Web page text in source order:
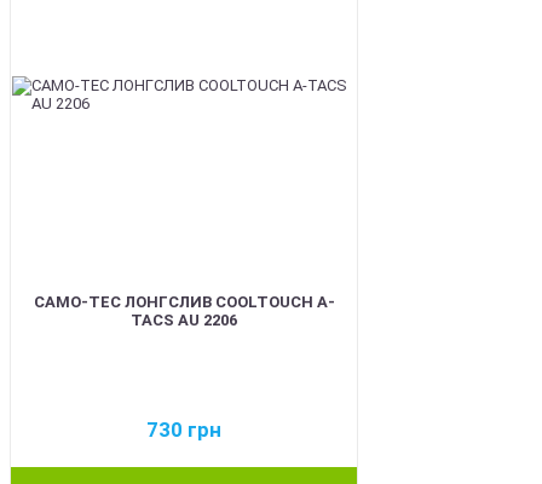
CAMO-TEC ЛОНГСЛИВ COOLTOUCH A-
TACS AU 2206
730 грн